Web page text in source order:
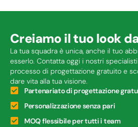
Creiamo il tuo look
La tua squadra è unica, anche il tuo
esserlo. Contatta oggi i nostri
processo di progettazione gratuito e
dare vita alla tua visione.
Partenariato di progettazione
Personalizzazione senza pari
MOQ flessibile per tutti i team